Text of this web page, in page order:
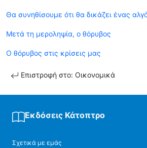
Θα συνηθίσουμε ότι θα δικάζει ένας
Μετά τη μεροληψία, ο θόρυβος
Ο θόρυβος στις κρίσεις μας
Επιστροφή στο: Οικονομικά
Εκδόσεις Κάτοπτρο
Σχετικά με εμάς